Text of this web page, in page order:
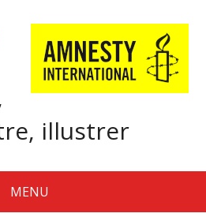
illustrer
MENU